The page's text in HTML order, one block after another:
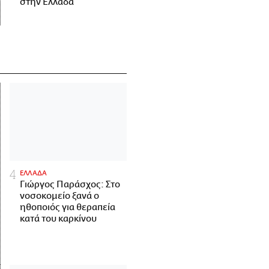
ΕΛΛΑΔΑ
Γιώργος Παράσχος: Στο
νοσοκομείο ξανά ο
ηθοποιός για θεραπεία
κατά του καρκίνου